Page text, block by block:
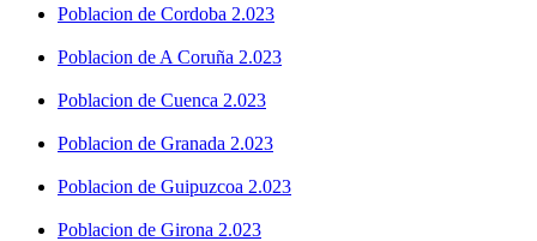
Poblacion de Cordoba 2.023
Poblacion de A Coruña 2.023
Poblacion de Cuenca 2.023
Poblacion de Granada 2.023
Poblacion de Guipuzcoa 2.023
Poblacion de Girona 2.023